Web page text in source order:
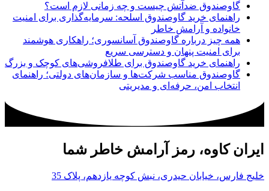
گاوصندوق ضدآتش چیست و چه زمانی لازم است؟
راهنمای خرید گاوصندوق اسلحه: سرمایه‌گذاری برای امنیت
خانواده و آرامش خاطر
همه چیز درباره گاوصندوق آسانسوری؛ راهکاری هوشمند
برای امنیت پنهان و دسترسی سریع
راهنمای خرید گاوصندوق برای طلافروشی‌های کوچک و بزرگ
گاوصندوق مناسب شرکت‌ها و سازمان‌های دولتی؛ راهنمای
انتخاب امن، حرفه‌ای و مدیریتی
ایران کاوه، رمز آرامش خاطر شما
خلیج فارس، خیابان حیدری، نبش کوچه یازدهم، پلاک 35